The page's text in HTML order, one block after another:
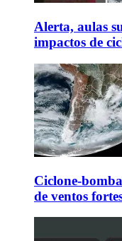
Alerta, aulas
impactos de
Ciclone-
de ventos